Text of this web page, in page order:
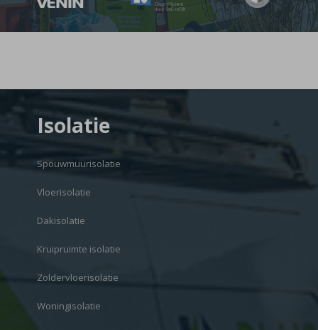
Isolatie
Spouwmuurisolatie
Vloerisolatie
Dakisolatie
Kruipruimte isolatie
Zoldervloerisolatie
Woningisolatie